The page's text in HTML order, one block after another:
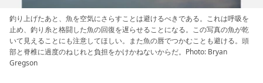
釣り上げたあと、魚を空気にさらすことは避けるべきである。これは呼吸を
止め、釣り糸と格闘した魚の回復を遅らせることになる。この写真の魚が乾
いて見えることにも注意してほしい。また魚の唇でつかむことも避ける。頭
部と脊椎に過度のねじれと負担をかけかねないからだ。Photo: Bryan
Gregson